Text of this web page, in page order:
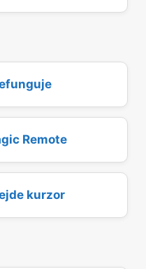
Remote
kurzor